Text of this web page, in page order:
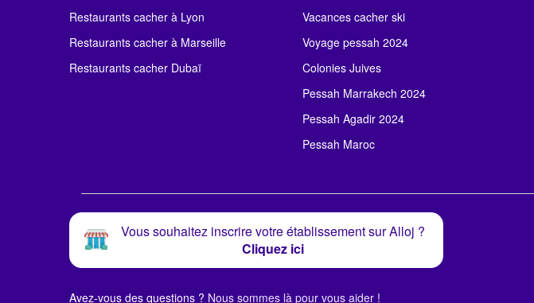
Restaurants cacher à Lyon
Restaurants cacher à Marseille
Restaurants cacher Dubaï
Vacances cacher ski
Voyage pessah 2024
Colonies Juives
Pessah Marrakech 2024
Pessah Agadir 2024
Pessah Maroc
Vous souhaitez inscrire votre établissement sur Alloj ?
Cliquez ici
Avez-vous des questions ? Nous sommes là pour vous aider !